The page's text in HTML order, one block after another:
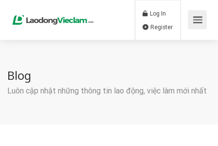
Log In
Blog
Luôn cập nhật những thông tin lao động, việc làm mới nhất